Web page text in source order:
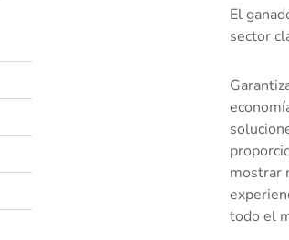
El
sector
mostrar
todo el